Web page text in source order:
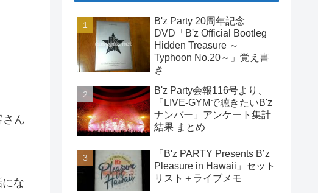
さん
な
B'z Party 20周年記念
DVD「B'z Official Bootleg
Hidden Treasure ～
Typhoon No.20～」覚え書
き
B'z Party会報116号より、
「LIVE-GYMで聴きたいB'z
ナンバー」アンケート集計
結果 まとめ
「B'z PARTY Presents B’z
Pleasure in Hawaii」セット
リスト＋ライブメモ